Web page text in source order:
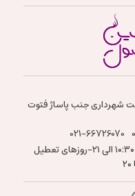
شهرداری جنب پاساژ فتوت
021-66726070
شنبه تا پنجشنبه ساعت ۱۰:۳۰ الی ۲۱-روزهای تعطیل